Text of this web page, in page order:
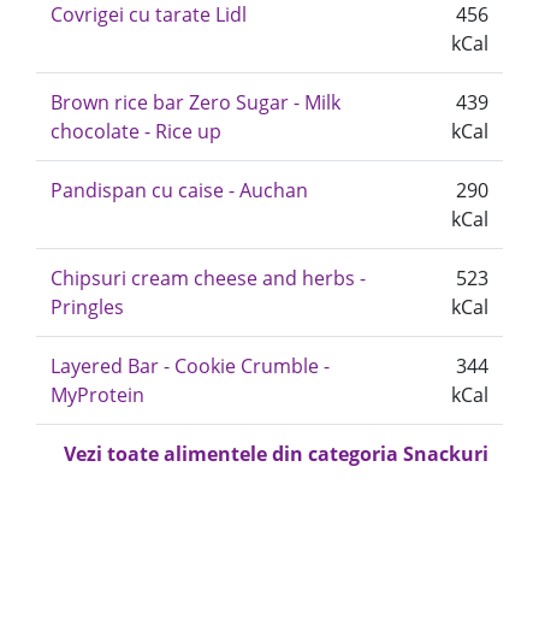
Covrigei cu tarate Lidl
456
kCal
Brown rice bar Zero Sugar - Milk
chocolate - Rice up
439
kCal
Pandispan cu caise - Auchan
290
kCal
Chipsuri cream cheese and herbs -
Pringles
523
kCal
Layered Bar - Cookie Crumble -
MyProtein
344
kCal
Vezi toate alimentele din categoria Snackuri